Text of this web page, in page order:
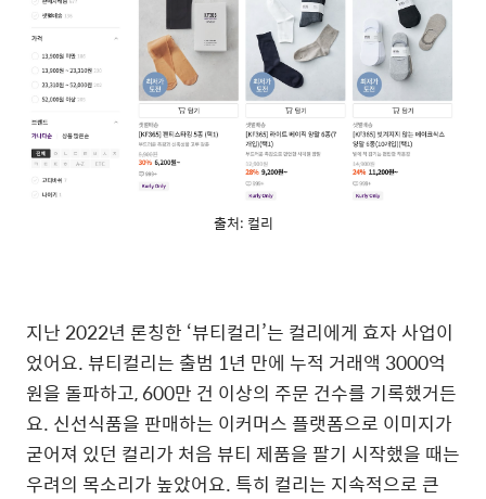
출처: 컬리
지난 2022년 론칭한 ‘뷰티컬리’는 컬리에게 효자 사업이
었어요. 뷰티컬리는 출범 1년 만에 누적 거래액 3000억
원을 돌파하고, 600만 건 이상의 주문 건수를 기록했거든
요. 신선식품을 판매하는 이커머스 플랫폼으로 이미지가
굳어져 있던 컬리가 처음 뷰티 제품을 팔기 시작했을 때는
우려의 목소리가 높았어요. 특히 컬리는 지속적으로 큰